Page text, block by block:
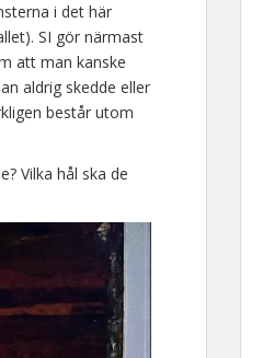
i det här
SI gör närmast
att man kanske
aldrig skedde eller
består utom
Vilka hål ska de